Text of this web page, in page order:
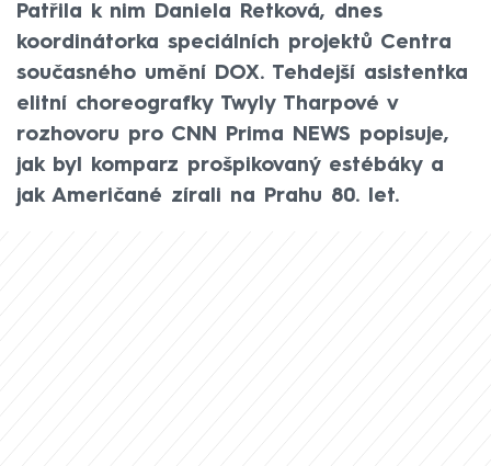
Patřila k nim Daniela Retková, dnes
koordinátorka speciálních projektů Centra
současného umění DOX. Tehdejší asistentka
elitní choreografky Twyly Tharpové v
rozhovoru pro CNN Prima NEWS popisuje,
jak byl komparz prošpikovaný estébáky a
jak Američané zírali na Prahu 80. let.